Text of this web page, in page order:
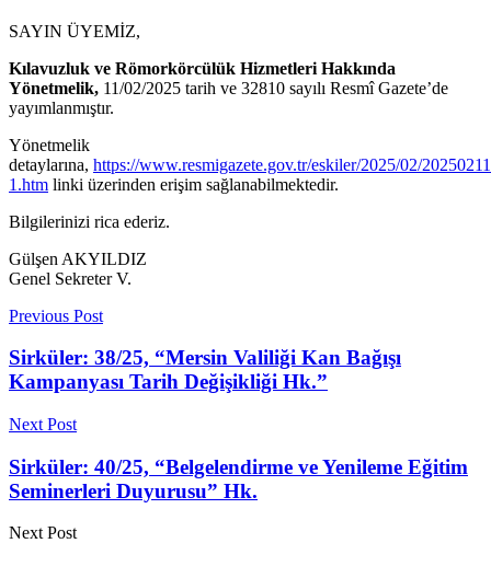
SAYIN ÜYEMİZ,
Kılavuzluk ve Römorkörcülük Hizmetleri Hakkında
Yönetmelik, 11/02/2025 tarih ve 32810 sayılı Resmî Gazete’de
yayımlanmıştır.
Yönetmelik
detaylarına, https://www.resmigazete.gov.tr/eskiler/2025/02/
1.htm linki üzerinden erişim sağlanabilmektedir.
Bilgilerinizi rica ederiz.
Gülşen AKYILDIZ
Genel Sekreter V.
Previous Post
Sirküler: 38/25, “Mersin Valiliği Kan Bağışı
Kampanyası Tarih Değişikliği Hk.”
Next Post
Sirküler: 40/25, “Belgelendirme ve Yenileme Eğitim
Seminerleri Duyurusu” Hk.
Next Post